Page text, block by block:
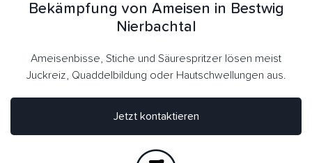
Jetzt kontaktieren
Bekämpfung von Ameisen in Bestwig
Nierbachtal
Ameisenbisse, Stiche und Säurespritzer lösen meist
Juckreiz, Quaddelbildung oder Hautschwellungen aus.